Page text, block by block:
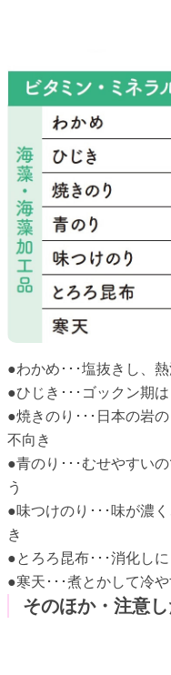
●わかめ･･･塩抜きし、
●ひじき･･･ゴックン期
●焼きのり･･･日本の岩
不向き
●青のり･･･むせやすい
う
●味つけのり･･･味が濃
き
●とろろ昆布･･･消化し
●寒天･･･煮とかして冷
そのほか・注意